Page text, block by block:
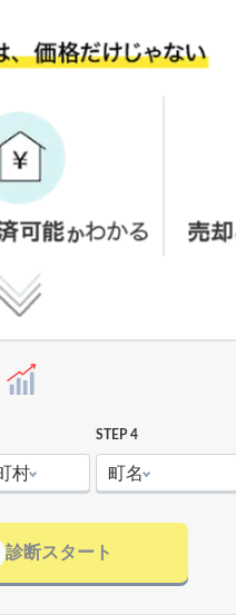
村
STEP 4
町名
診断スタート